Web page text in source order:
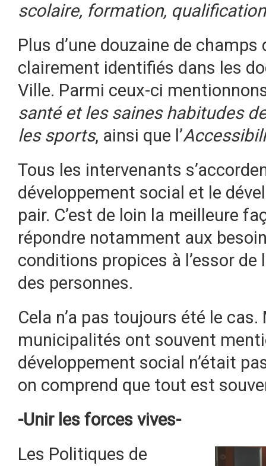
scolaire, formation,
Plus d’une douzaine de
clairement identifiés dans les
Ville. Parmi ceux-ci
santé et les saines habitudes
les sports, ainsi que l’
Tous les intervenants
développement social et le
pair. C’est de loin la meilleure
répondre notamment aux
conditions propices à l’essor
des personnes.
Cela n’a pas toujours été le
municipalités ont souvent
développement social n’était
on comprend que tout est
-Unir les forces vives-
Les Politiques de